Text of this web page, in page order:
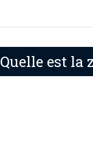
Quelle est la